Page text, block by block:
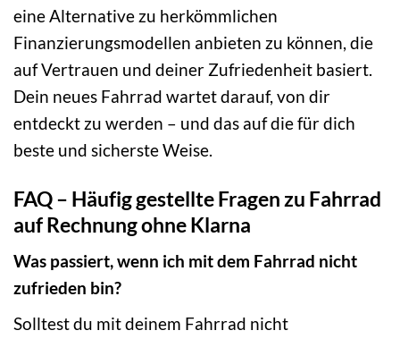
eine Alternative zu herkömmlichen
Finanzierungsmodellen anbieten zu können, die
auf Vertrauen und deiner Zufriedenheit basiert.
Dein neues Fahrrad wartet darauf, von dir
entdeckt zu werden – und das auf die für dich
beste und sicherste Weise.
FAQ – Häufig gestellte Fragen zu Fahrrad
auf Rechnung ohne Klarna
Was passiert, wenn ich mit dem Fahrrad nicht
zufrieden bin?
Solltest du mit deinem Fahrrad nicht